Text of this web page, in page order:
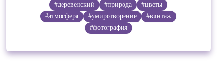
#деревенский
#природа
#цветы
#атмосфера
#умиротворение
#винтаж
#фотография